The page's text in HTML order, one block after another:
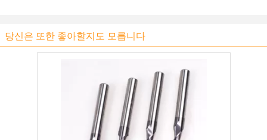
당신은 또한 좋아할지도 모릅니다